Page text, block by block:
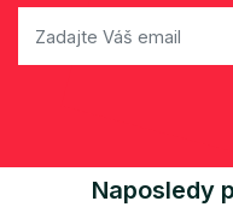
Naposledy